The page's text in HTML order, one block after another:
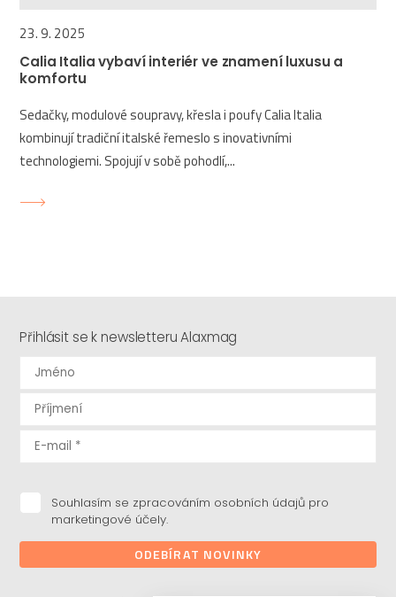
23. 9. 2025
Calia Italia vybaví interiér ve znamení luxusu a
komfortu
Sedačky, modulové soupravy, křesla i poufy Calia Italia
kombinují tradiční italské řemeslo s inovativními
technologiemi. Spojují v sobě pohodlí,...
Přihlásit se k newsletteru Alaxmag
Souhlasím se zpracováním osobních údajů pro
marketingové účely.
ODEBÍRAT NOVINKY